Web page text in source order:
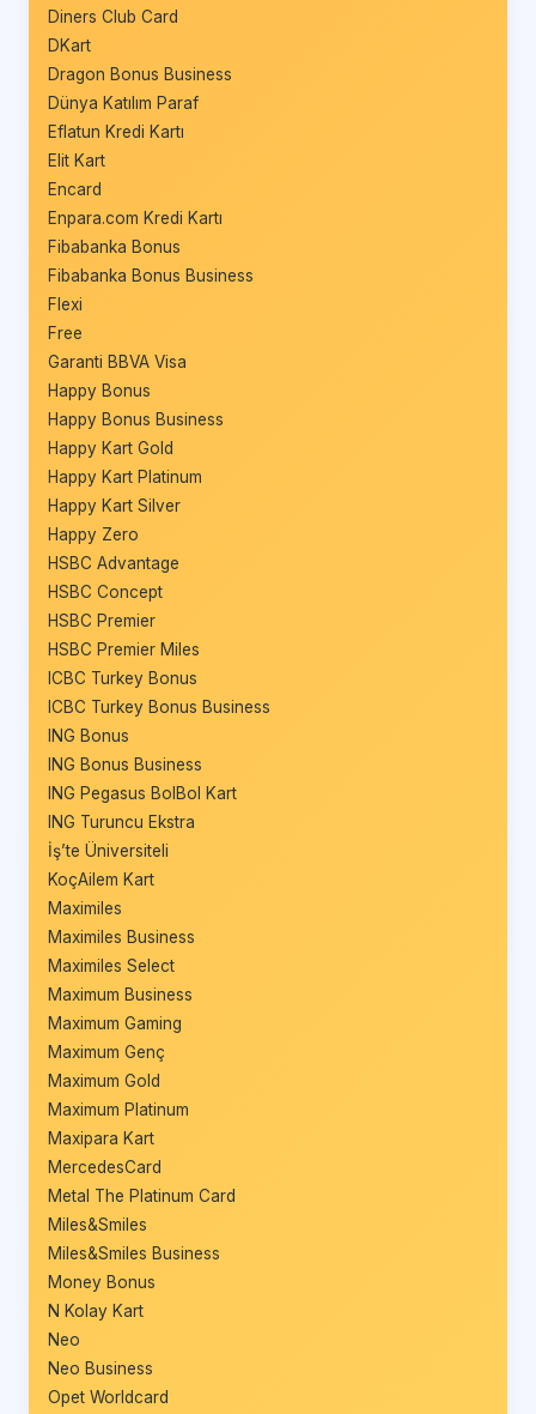
Diners Club Card
DKart
Dragon Bonus Business
Dünya Katılım Paraf
Eflatun Kredi Kartı
Elit Kart
Encard
Enpara.com Kredi Kartı
Fibabanka Bonus
Fibabanka Bonus Business
Flexi
Free
Garanti BBVA Visa
Happy Bonus
Happy Bonus Business
Happy Kart Gold
Happy Kart Platinum
Happy Kart Silver
Happy Zero
HSBC Advantage
HSBC Concept
HSBC Premier
HSBC Premier Miles
ICBC Turkey Bonus
ICBC Turkey Bonus Business
ING Bonus
ING Bonus Business
ING Pegasus BolBol Kart
ING Turuncu Ekstra
İş’te Üniversiteli
KoçAilem Kart
Maximiles
Maximiles Business
Maximiles Select
Maximum Business
Maximum Gaming
Maximum Genç
Maximum Gold
Maximum Platinum
Maxipara Kart
MercedesCard
Metal The Platinum Card
Miles&Smiles
Miles&Smiles Business
Money Bonus
N Kolay Kart
Neo
Neo Business
Opet Worldcard